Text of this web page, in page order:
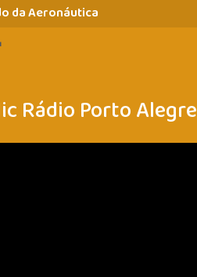
da Aeronáutica
Rádio Porto Alegre